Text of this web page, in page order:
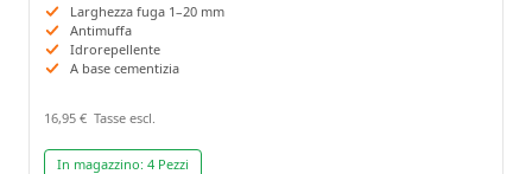
Larghezza fuga 1–20 mm
Antimuffa
Idrorepellente
A base cementizia
16,95 €
In magazzino: 4 Pezzi